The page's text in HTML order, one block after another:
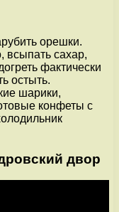
орешки.
всыпать сахар,
фактически
остыть.
шарики,
конфеты с
двор